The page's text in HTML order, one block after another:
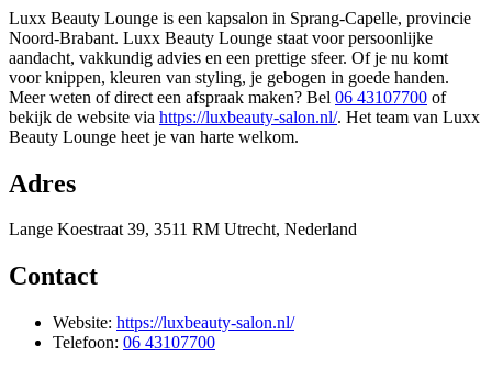
Luxx Beauty Lounge is een kapsalon in Sprang-Capelle, provincie
Noord-Brabant. Luxx Beauty Lounge staat voor persoonlijke
aandacht, vakkundig advies en een prettige sfeer. Of je nu komt
voor knippen, kleuren van styling, je gebogen in goede handen.
Meer weten of direct een afspraak maken? Bel 06 43107700 of
bekijk de website via https://luxbeauty-salon.nl/. Het team van Luxx
Beauty Lounge heet je van harte welkom.
Adres
Lange Koestraat 39, 3511 RM Utrecht, Nederland
Contact
Website: https://luxbeauty-salon.nl/
Telefoon: 06 43107700